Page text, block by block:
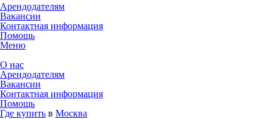
Арендодателям
Вакансии
Контактная информация
Помощь
Меню
О нас
Арендодателям
Вакансии
Контактная информация
Помощь
Где купить в Москва